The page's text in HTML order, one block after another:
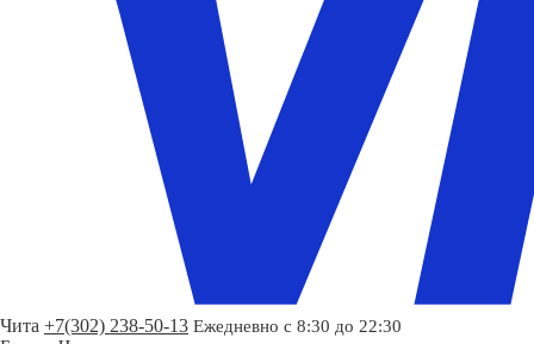
Чита +7(302) 238-50-13 Ежедневно с 8:30 до 22:30